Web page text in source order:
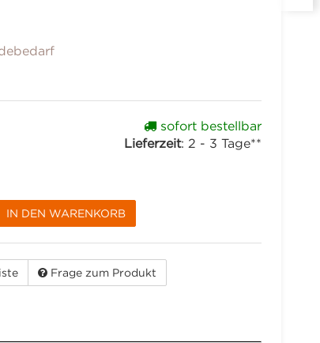
sofort bestellbar
Lieferzeit: 2 - 3 Tage**
IN DEN WARENKORB
Frage zum Produkt